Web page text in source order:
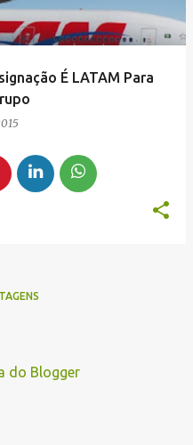
É LATAM Para
do Blogger